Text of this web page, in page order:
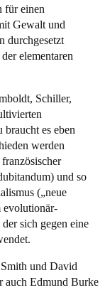
für einen
Gewalt und
durchgesetzt
elementaren
Schiller,
es eben
werden
und so
(„neue
evolutionär-
sich gegen eine
und David
auch Edmund Burke